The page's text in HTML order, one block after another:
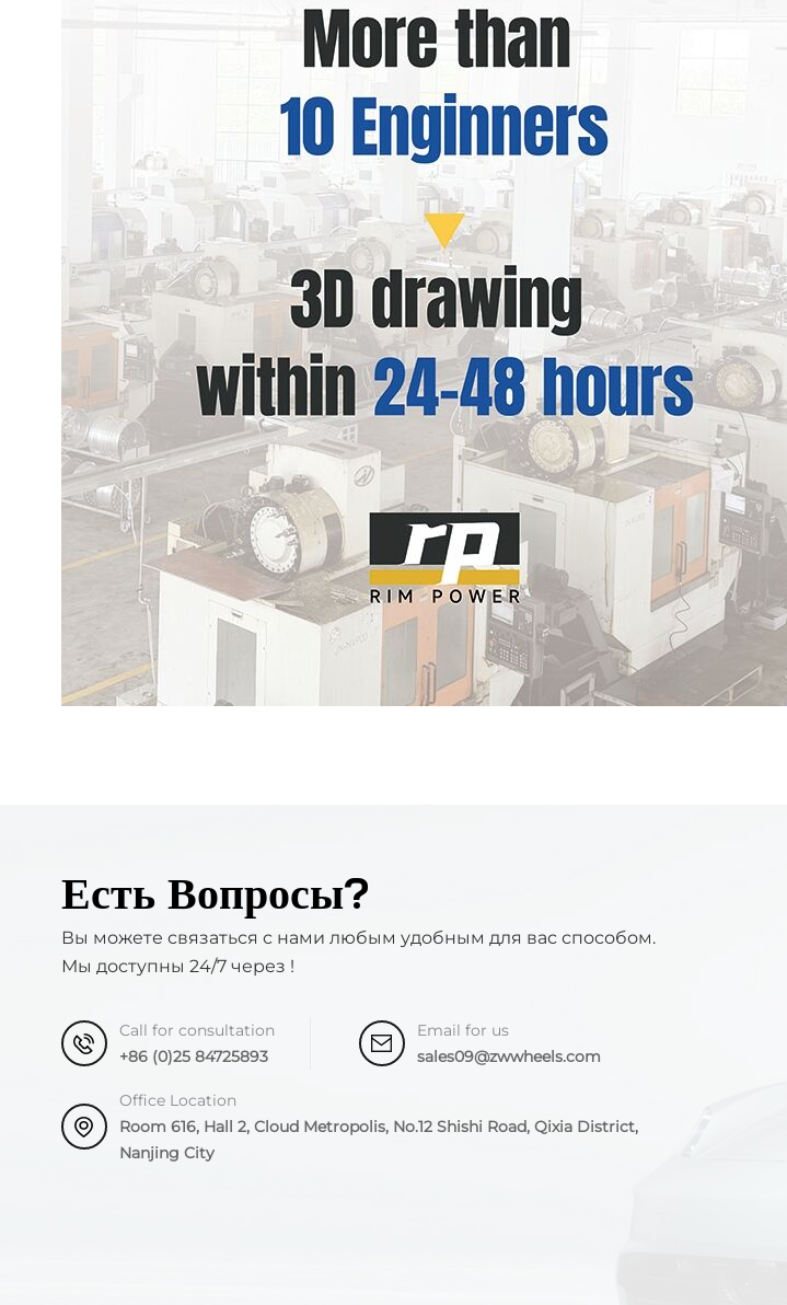
Есть Вопросы?
Вы можете связаться с нами любым удобным для вас способом.
Мы доступны 24/7 через !
Call for consultation
+86 (0)25 84725893
Email for us
sales09@zwwheels.com
Office Location
Room 616, Hall 2, Cloud Metropolis, No.12 Shishi Road, Qixia District,
Nanjing City